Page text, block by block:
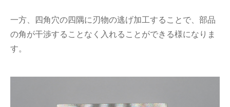
一方、四角穴の四隅に刃物の逃げ加工することで、部品
の角が干渉することなく入れることができる様になりま
す。